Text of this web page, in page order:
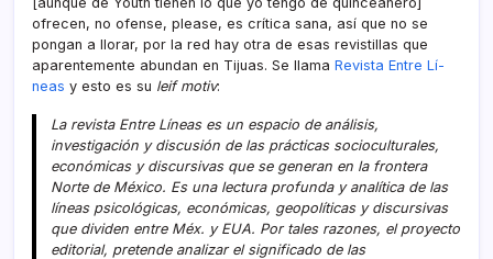
ofrecen, no ofense, please, es crí­tica sana, así­ que no se
pongan a llorar, por la red hay otra de esas revistillas que
aparentemente abundan en Tijuas. Se llama Revista Entre Lí­
neas y esto es su leif motiv:
La revista Entre Lí­neas es un espacio de análisis,
investigación y discusión de las prácticas socioculturales,
económicas y discursivas que se generan en la frontera
Norte de México. Es una lectura profunda y analí­tica de las
lí­neas psicológicas, económicas, geopolí­ticas y discursivas
que dividen entre Méx. y EUA. Por tales razones, el proyecto
editorial, pretende analizar el significado de las